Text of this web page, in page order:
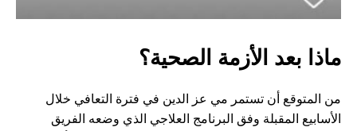
ماذا بعد الأزمة الصحية؟
من المتوقع أن تستمر مي عز الدين في فترة التعافي خلال
الأسابيع المقبلة وفق البرنامج العلاجي الذي وضعه الفريق